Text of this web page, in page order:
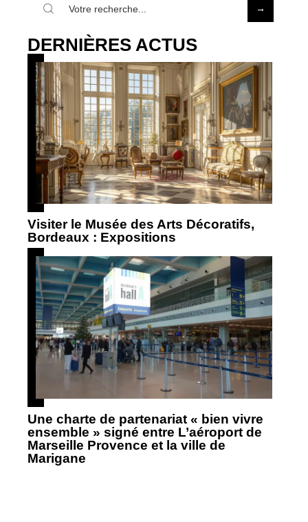
DERNIÈRES ACTUS
Visiter le Musée des Arts Décoratifs,
Bordeaux : Expositions
Une charte de partenariat « bien vivre
ensemble » signé entre L’aéroport de
Marseille Provence et la ville de
Marigane